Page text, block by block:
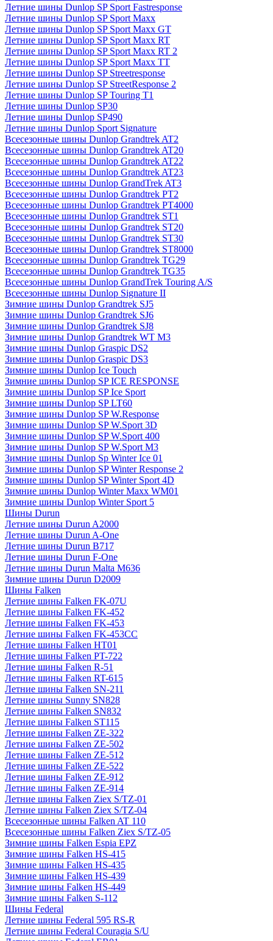
Летние шины Dunlop SP Sport Fastresponse
Летние шины Dunlop SP Sport Maxx
Летние шины Dunlop SP Sport Maxx GT
Летние шины Dunlop SP Sport Maxx RT
Летние шины Dunlop SP Sport Maxx RT 2
Летние шины Dunlop SP Sport Maxx TT
Летние шины Dunlop SP Streetresponse
Летние шины Dunlop SP StreetResponse 2
Летние шины Dunlop SP Touring T1
Летние шины Dunlop SP30
Летние шины Dunlop SP490
Летние шины Dunlop Sport Signature
Всесезонные шины Dunlop Grandtrek AT2
Всесезонные шины Dunlop Grandtrek AT20
Всесезонные шины Dunlop Grandtrek AT22
Всесезонные шины Dunlop Grandtrek AT23
Всесезонные шины Dunlop GrandTrek AT3
Всесезонные шины Dunlop Grandtrek PT2
Всесезонные шины Dunlop Grandtrek PT4000
Всесезонные шины Dunlop Grandtrek ST1
Всесезонные шины Dunlop Grandtrek ST20
Всесезонные шины Dunlop Grandtrek ST30
Всесезонные шины Dunlop Grandtrek ST8000
Всесезонные шины Dunlop Grandtrek TG29
Всесезонные шины Dunlop Grandtrek TG35
Всесезонные шины Dunlop GrandTrek Touring A/S
Всесезонные шины Dunlop Signature II
Зимние шины Dunlop Grandtrek SJ5
Зимние шины Dunlop Grandtrek SJ6
Зимние шины Dunlop Grandtrek SJ8
Зимние шины Dunlop Grandtrek WT M3
Зимние шины Dunlop Graspic DS2
Зимние шины Dunlop Graspic DS3
Зимние шины Dunlop Ice Touch
Зимние шины Dunlop SP ICE RESPONSE
Зимние шины Dunlop SP Ice Sport
Зимние шины Dunlop SP LT60
Зимние шины Dunlop SP W.Response
Зимние шины Dunlop SP W.Sport 3D
Зимние шины Dunlop SP W.Sport 400
Зимние шины Dunlop SP W.Sport M3
Зимние шины Dunlop Sp Winter Ice 01
Зимние шины Dunlop SP Winter Response 2
Зимние шины Dunlop SP Winter Sport 4D
Зимние шины Dunlop Winter Maxx WM01
Зимние шины Dunlop Winter Sport 5
Шины Durun
Летние шины Durun A2000
Летние шины Durun A-One
Летние шины Durun B717
Летние шины Durun F-One
Летние шины Durun Malta M636
Зимние шины Durun D2009
Шины Falken
Летние шины Falken FK-07U
Летние шины Falken FK-452
Летние шины Falken FK-453
Летние шины Falken FK-453CC
Летние шины Falken HT01
Летние шины Falken PT-722
Летние шины Falken R-51
Летние шины Falken RT-615
Летние шины Falken SN-211
Летние шины Sunny SN828
Летние шины Falken SN832
Летние шины Falken ST115
Летние шины Falken ZE-322
Летние шины Falken ZE-502
Летние шины Falken ZE-512
Летние шины Falken ZE-522
Летние шины Falken ZE-912
Летние шины Falken ZE-914
Летние шины Falken Ziex S/TZ-01
Летние шины Falken Ziex S/TZ-04
Всесезонные шины Falken AT 110
Всесезонные шины Falken Ziex S/TZ-05
Зимние шины Falken Espia EPZ
Зимние шины Falken HS-415
Зимние шины Falken HS-435
Зимние шины Falken HS-439
Зимние шины Falken HS-449
Зимние шины Falken S-112
Шины Federal
Летние шины Federal 595 RS-R
Летние шины Federal Couragia S/U